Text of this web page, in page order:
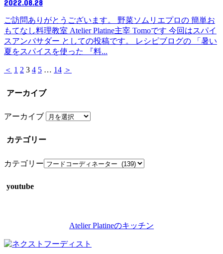
2022.08.28
ご訪問ありがとうございます。 野菜ソムリエプロの 簡単お
もてなし料理教室 Atelier Platine主宰 Tomoです 今回はスパイ
スアンバサダー としての投稿です。 レシピブログの 「暑い
夏をスパイスを使った 『料...
＜ 1 2 3 4 5 … 14 ＞
アーカイブ
アーカイブ
カテゴリー
カテゴリー
youtube
Atelier Platineのキッチン